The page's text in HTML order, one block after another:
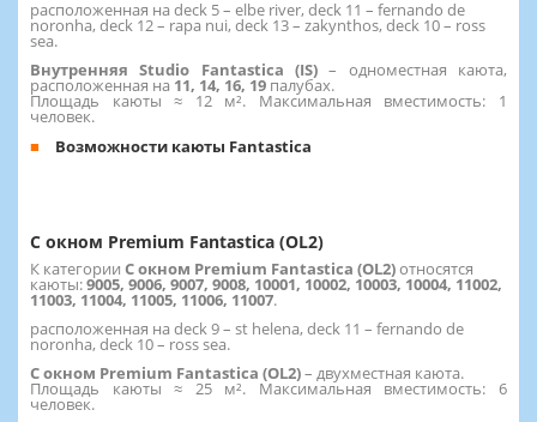
расположенная на deck 5 – elbe river, deck 11 – fernando de
noronha, deck 12 – rapa nui, deck 13 – zakynthos, deck 10 – ross
sea.
Внутренняя Studio Fantastica (IS) – одноместная каюта,
расположенная на 11, 14, 16, 19 палубах.
Площадь каюты ≈ 12 м². Максимальная вместимость: 1
человек.
Возможности каюты Fantastica
С окном Premium Fantastica (OL2)
К категории С окном Premium Fantastica (OL2)относятся
каюты:9005, 9006, 9007, 9008, 10001, 10002, 10003, 10004, 11002,
11003, 11004, 11005, 11006, 11007.
расположенная на deck 9 – st helena, deck 11 – fernando de
noronha, deck 10 – ross sea.
С окном Premium Fantastica (OL2)– двухместная каюта.
Площадь каюты ≈ 25 м². Максимальная вместимость: 6
человек.